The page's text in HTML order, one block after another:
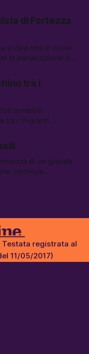
dei carburanti
sono stati arrestati
di Fortezza
si dirà che si vuole
la persecuzione dei
è morto sotto il
l’AI Act europeo
tra i
avrebbe
tra i migranti
nel campo
quanto costa una
di un grande
continua
chat di Delmastro,
Testata registrata al
11/05/2017)